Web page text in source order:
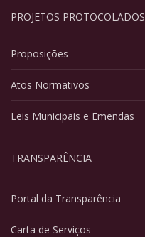
PROJETOS PROTOCOLADOS
Proposições
Atos Normativos
Leis Municipais e Emendas
TRANSPARÊNCIA
Portal da Transparência
Carta de Serviços